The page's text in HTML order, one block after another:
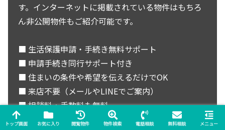
す。インターネットに掲載されている物件はもちろ
ん非公開物件もご紹介可能です。
■ 生活保護申請・手続き無料サポート
■ 申請手続き同行サポート付き
■ 住まいの条件や希望を伝えるだけでOK
■ 来店不要（メールやLINEでご案内）
■ 相談料・手数料も無料
■ 敷金・礼金が無料物件も豊富にご用意
トップ画面 お気に入り 閲覧物件 物件検索 電話相談 無料相談 メニュー